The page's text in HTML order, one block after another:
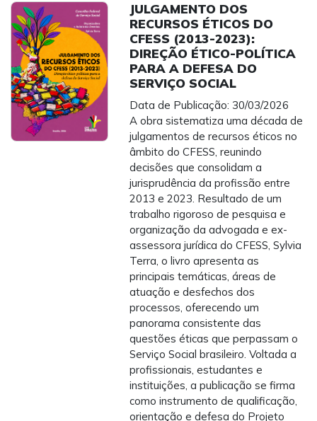
JULGAMENTO DOS
RECURSOS ÉTICOS DO
CFESS (2013-2023):
DIREÇÃO ÉTICO-POLÍTICA
PARA A DEFESA DO
SERVIÇO SOCIAL
Data de Publicação: 30/03/2026
A obra sistematiza uma década de
julgamentos de recursos éticos no
âmbito do CFESS, reunindo
decisões que consolidam a
jurisprudência da profissão entre
2013 e 2023. Resultado de um
trabalho rigoroso de pesquisa e
organização da advogada e ex-
assessora jurídica do CFESS, Sylvia
Terra, o livro apresenta as
principais temáticas, áreas de
atuação e desfechos dos
processos, oferecendo um
panorama consistente das
questões éticas que perpassam o
Serviço Social brasileiro. Voltada a
profissionais, estudantes e
instituições, a publicação se firma
como instrumento de qualificação,
orientação e defesa do Projeto